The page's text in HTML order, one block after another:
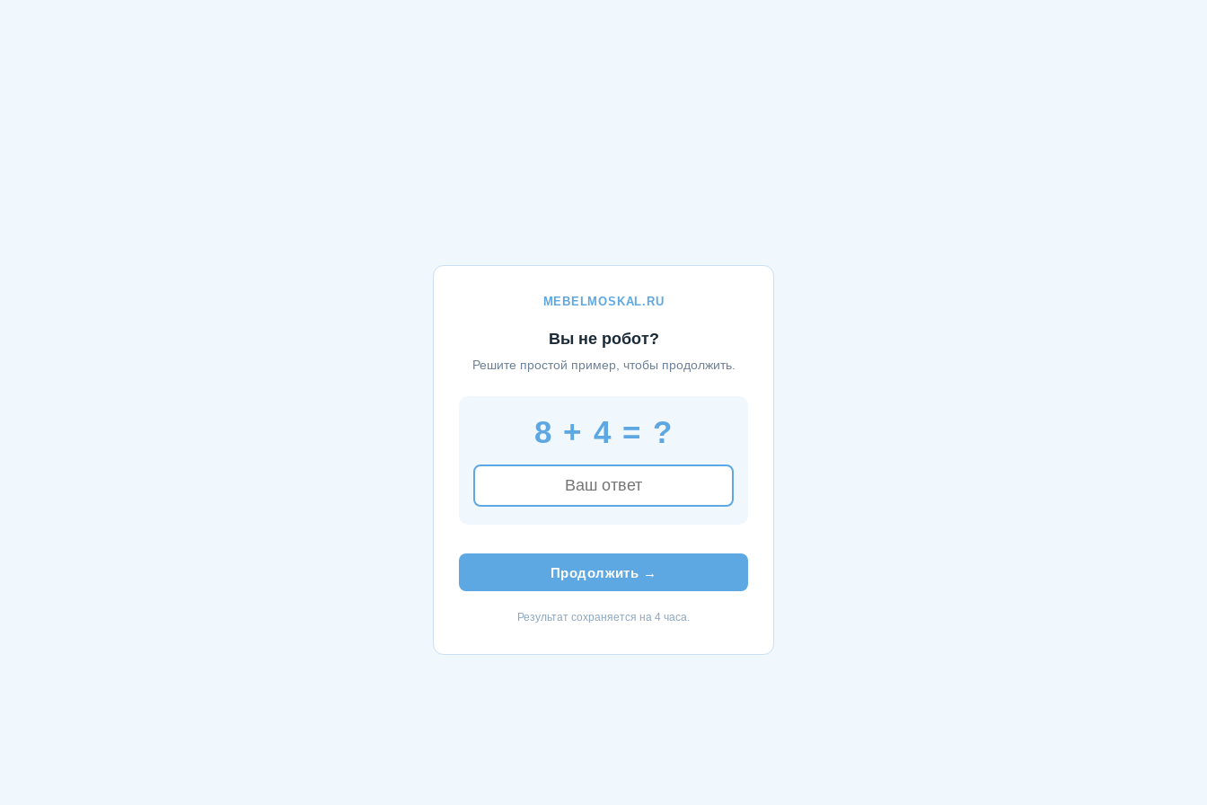
MEBELMOSKAL.RU
Вы не робот?
Решите простой пример, чтобы продолжить.
8 + 4 = ?
Продолжить →
Результат сохраняется на 4 часа.